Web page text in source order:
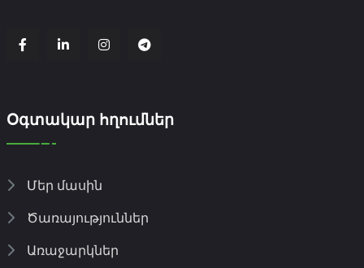
Օգտակար հղումներ
Մեր մասին
Ծառայություններ
Առաջարկներ